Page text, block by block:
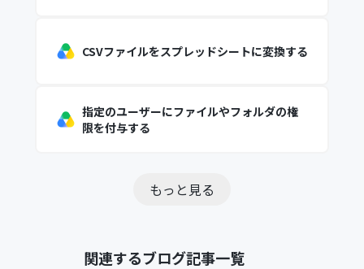
CSVファイルをスプレッドシートに変換する
指定のユーザーにファイルやフォルダの権
限を付与する
もっと見る
関連するブログ記事一覧